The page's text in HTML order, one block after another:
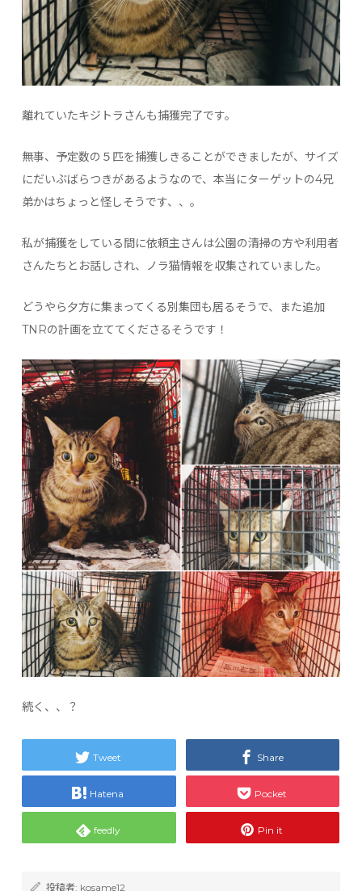
離れていたキジトラさんも捕獲完了です。
無事、予定数の５匹を捕獲しきることができましたが、サイズ
にだいぶばらつきがあるようなので、本当にターゲットの4兄
弟かはちょっと怪しそうです、、。
私が捕獲をしている間に依頼主さんは公園の清掃の方や利用者
さんたちとお話しされ、ノラ猫情報を収集されていました。
どうやら夕方に集まってくる別集団も居るそうで、また追加
TNRの計画を立ててくださるそうです！
続く、、？
Tweet Share
Hatena Pocket
feedly Pin it
投稿者: kosame12